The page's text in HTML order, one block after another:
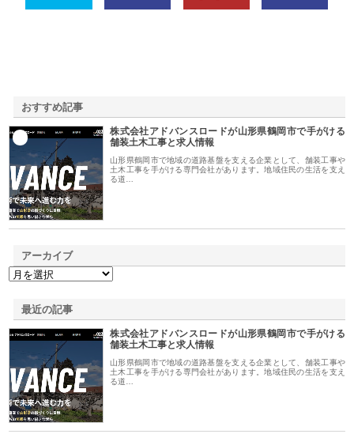
おすすめ記事
株式会社アドバンスロードが山形県鶴岡市で手がける
舗装土木工事と求人情報
山形県鶴岡市で地域の道路基盤を支える企業として、舗装工事や
土木工事を手がける専門会社があります。地域住民の生活を支え
る道…
アーカイブ
最近の記事
株式会社アドバンスロードが山形県鶴岡市で手がける
舗装土木工事と求人情報
山形県鶴岡市で地域の道路基盤を支える企業として、舗装工事や
土木工事を手がける専門会社があります。地域住民の生活を支え
る道…